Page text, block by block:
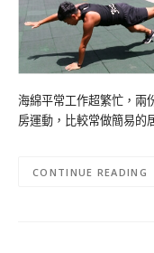
海綿平常工作超繁忙，兩
房運動，比較常做簡易的
CONTINUE READING